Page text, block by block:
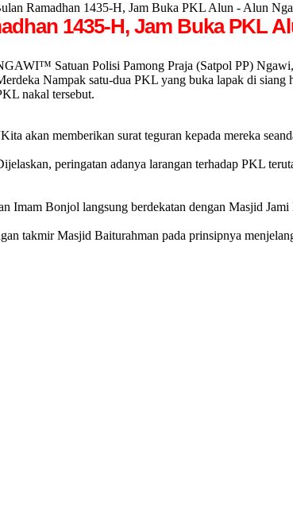
Ramadhan 1435-H, Jam Buka PKL Alun - Alun
1435-H, Jam Buka PKL
Satuan Polisi Pamong Praja (Satpol PP) Ngawi,
Nampak satu-dua PKL yang buka lapak di siang
nakal tersebut.
akan memberikan surat teguran kepada mereka
peringatan adanya larangan terhadap PKL
Imam Bonjol langsung berdekatan dengan Masjid
takmir Masjid Baiturahman pada prinsipnya